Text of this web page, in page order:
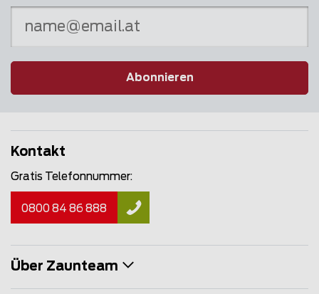
Abonnieren
Kontakt
Gratis Telefonnummer:
0800 84 86 888
Über Zaunteam